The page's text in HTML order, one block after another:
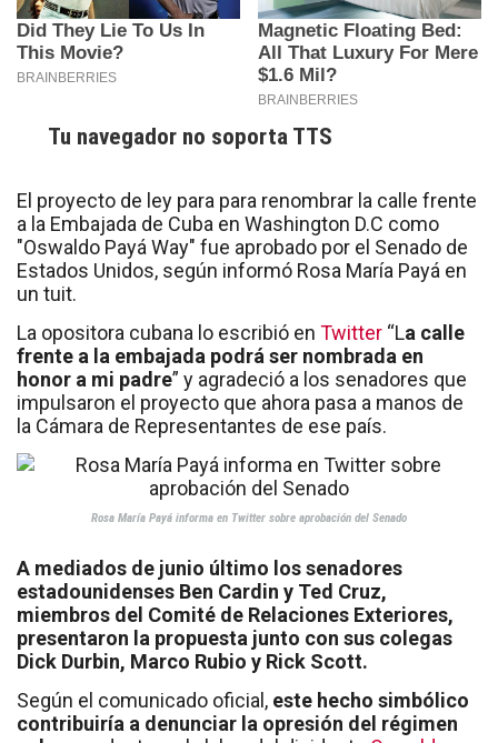
Tu navegador no soporta TTS
El proyecto de ley para para renombrar la calle frente
a la Embajada de Cuba en Washington D.C como
"Oswaldo Payá Way" fue aprobado por el Senado de
Estados Unidos, según informó Rosa María Payá en
un tuit.
La opositora cubana lo escribió en Twitter “La calle
frente a la embajada podrá ser nombrada en
honor a mi padre” y agradeció a los senadores que
impulsaron el proyecto que ahora pasa a manos de
la Cámara de Representantes de ese país.
Rosa María Payá informa en Twitter sobre aprobación del Senado
A mediados de junio último los senadores
estadounidenses Ben Cardin y Ted Cruz,
miembros del Comité de Relaciones Exteriores,
presentaron la propuesta junto con sus colegas
Dick Durbin, Marco Rubio y Rick Scott.
Según el comunicado oficial, este hecho simbólico
contribuiría a denunciar la opresión del régimen